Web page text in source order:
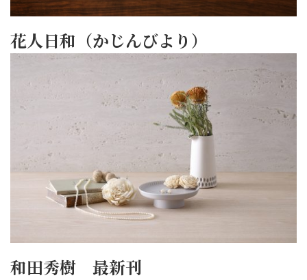
花人日和（かじんびより）
和田秀樹 最新刊